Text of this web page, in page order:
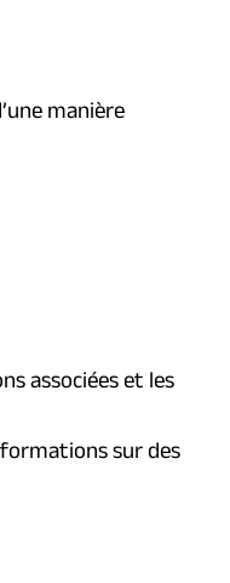
manière
associées et les
sur des